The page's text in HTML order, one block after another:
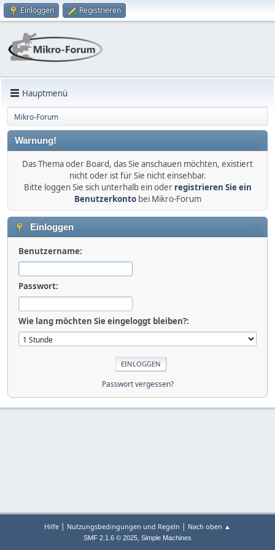
Einloggen Registrieren
Hauptmenü
Mikro-Forum
Warnung!
Das Thema oder Board, das Sie anschauen möchten, existiert
nicht oder ist für Sie nicht einsehbar.
Bitte loggen Sie sich unterhalb ein oder registrieren Sie ein
Benutzerkontobei Mikro-Forum
Einloggen
Benutzername:
Passwort:
Wie lang möchten Sie eingeloggt bleiben?:
Passwort vergessen?
Hilfe | Nutzungsbedingungen und Regeln | Nach oben ▲
SMF 2.1.6 © 2025, Simple Machines